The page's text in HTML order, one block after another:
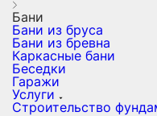
Бани
Бани из бруса
Бани из бревна
Каркасные бани
Беседки
Гаражи
Услуги
Строительство